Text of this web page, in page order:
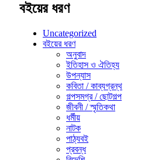
বইয়ের ধরণ
Uncategorized
বইয়ের ধরণ
অনুবাদ
ইতিহাস ও ঐতিহ্য
উপন্যাস
কবিতা / কাব্যগ্রন্থ
গল্পসমগ্র / ছোটগল্প
জীবনী / স্মৃতিকথা
ধর্মীয়
নাটক
পাঠ্যবই
প্রবন্ধ